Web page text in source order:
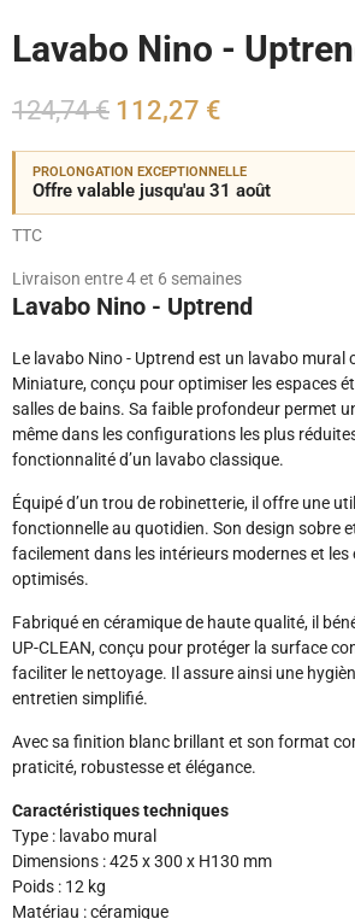
Lavabo Nino -
124,74 € 112,27 €
PROLONGATION EXCEPTIONNELLE
Offre valable jusqu'au 31 août
TTC
Livraison entre 4 et 6 semaines
Lavabo Nino - Uptrend
Le lavabo Nino - Uptrend est un lavabo mural
Miniature, conçu pour optimiser les espaces
salles de bains. Sa faible profondeur permet
même dans les configurations les plus
fonctionnalité d’un lavabo classique.
Équipé d’un trou de robinetterie, il offre une
fonctionnelle au quotidien. Son design sobre
facilement dans les intérieurs modernes et
optimisés.
Fabriqué en céramique de haute qualité, il
UP-CLEAN, conçu pour protéger la surface
faciliter le nettoyage. Il assure ainsi une
entretien simplifié.
Avec sa finition blanc brillant et son format
praticité, robustesse et élégance.
Caractéristiques techniques
Type : lavabo mural
Dimensions : 425 x 300 x H130 mm
Poids : 12 kg
Matériau : céramique